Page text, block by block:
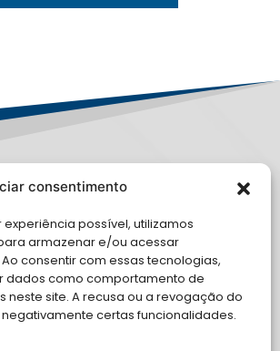
consentimento
possível, utilizamos
armazenar e/ou acessar
consentir com essas tecnologias,
dados como comportamento de
neste site. A recusa ou a revogação do
certas funcionalidades.
AMB